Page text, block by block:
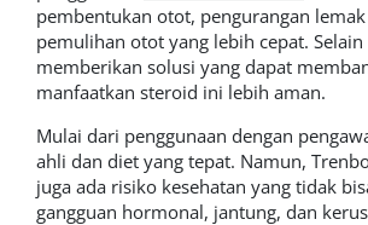
pembentukan otot, pengurangan
pemulihan otot yang lebih cepat.
memberikan solusi yang dapat
manfaatkan steroid ini lebih aman.
Mulai dari penggunaan dengan
ahli dan diet yang tepat. Namun,
juga ada risiko kesehatan yang tidak
gangguan hormonal, jantung, dan